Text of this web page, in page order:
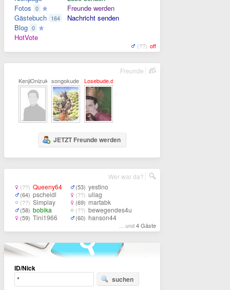
Fotos 0
Gästebuch 164
Blog 0
HotVote
Freunde werden
Nachricht senden
(??) off
KenjiOnizuka songokude Losebude.de
JETZT Freunde werden
Freunde
(??) Queeny64
(64) pscheidl
(??) Simplay
(58) bobika
(59) Tini1966
(53) yestino
(??) ullag
(69) martabk
(??) bewegendes4u
(60) hanson44
... und4 Gäste
Wer war da?
ID/Nick
suchen